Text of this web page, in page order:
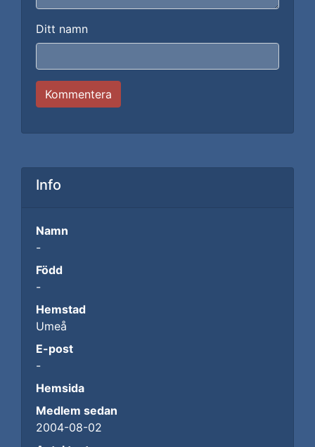
Ditt namn
Kommentera
Info
Namn
-
Född
-
Hemstad
Umeå
E-post
-
Hemsida
Medlem sedan
2004-08-02